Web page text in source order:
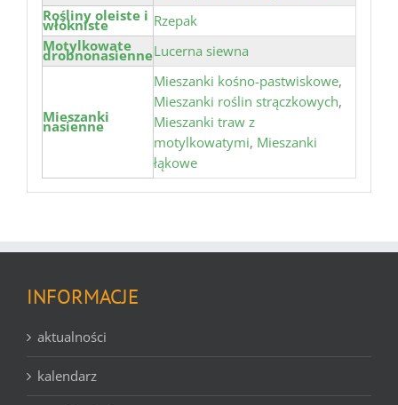
Rośliny oleiste i
włókniste
Rzepak
Motylkowate
drobnonasienneLucerna siewna
Mieszanki
nasienne
Mieszanki kośno-pastwiskowe,
Mieszanki roślin strączkowych,
Mieszanki traw z
motylkowatymi, Mieszanki
łąkowe
INFORMACJE
aktualności
kalendarz